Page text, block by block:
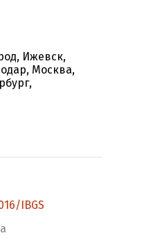
Ижевск,
Москва,
IBGS